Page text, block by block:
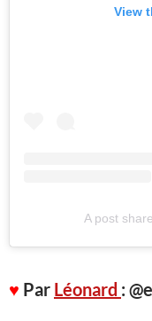
View
A post
♥ Par Léonard :